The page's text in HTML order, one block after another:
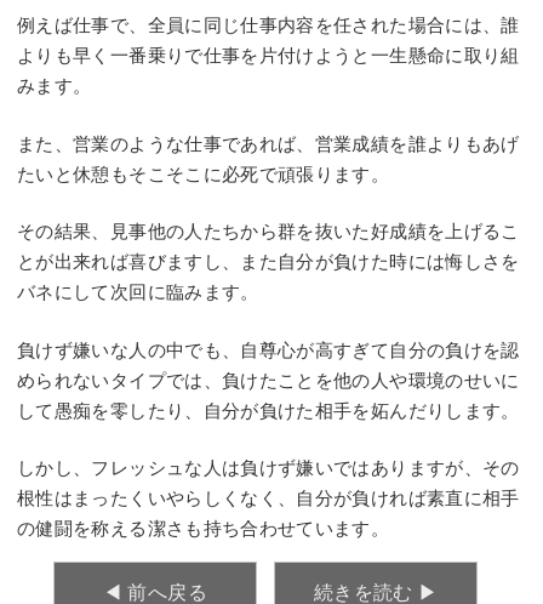
例えば仕事で、全員に同じ仕事内容を任された場合には、誰
よりも早く一番乗りで仕事を片付けようと一生懸命に取り組
みます。
また、営業のような仕事であれば、営業成績を誰よりもあげ
たいと休憩もそこそこに必死で頑張ります。
その結果、見事他の人たちから群を抜いた好成績を上げるこ
とが出来れば喜びますし、また自分が負けた時には悔しさを
バネにして次回に臨みます。
負けず嫌いな人の中でも、自尊心が高すぎて自分の負けを認
められないタイプでは、負けたことを他の人や環境のせいに
して愚痴を零したり、自分が負けた相手を妬んだりします。
しかし、フレッシュな人は負けず嫌いではありますが、その
根性はまったくいやらしくなく、自分が負ければ素直に相手
の健闘を称える潔さも持ち合わせています。
◀︎ 前へ戻る 続きを読む ▶︎